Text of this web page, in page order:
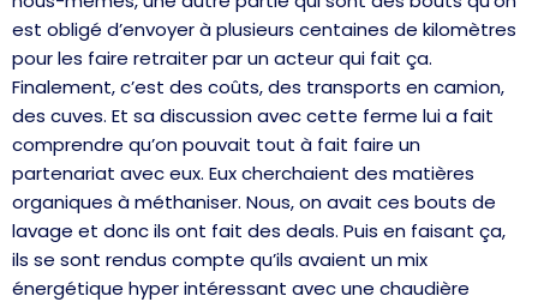
est obligé d’envoyer à plusieurs centaines de kilomètres
pour les faire retraiter par un acteur qui fait ça.
Finalement, c’est des coûts, des transports en camion,
des cuves. Et sa discussion avec cette ferme lui a fait
comprendre qu’on pouvait tout à fait faire un
partenariat avec eux. Eux cherchaient des matières
organiques à méthaniser. Nous, on avait ces bouts de
lavage et donc ils ont fait des deals. Puis en faisant ça,
ils se sont rendus compte qu’ils avaient un mix
énergétique hyper intéressant avec une chaudière